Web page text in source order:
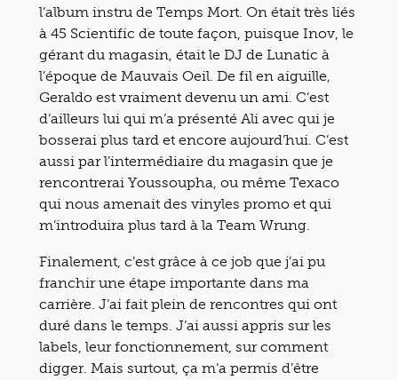
l’album instru de Temps Mort. On était très liés
à 45 Scientific de toute façon, puisque Inov, le
gérant du magasin, était le DJ de Lunatic à
l’époque de Mauvais Oeil. De fil en aiguille,
Geraldo est vraiment devenu un ami. C’est
d’ailleurs lui qui m’a présenté Ali avec qui je
bosserai plus tard et encore aujourd’hui. C’est
aussi par l’intermédiaire du magasin que je
rencontrerai Youssoupha, ou même Texaco
qui nous amenait des vinyles promo et qui
m’introduira plus tard à la Team Wrung.
Finalement, c’est grâce à ce job que j’ai pu
franchir une étape importante dans ma
carrière. J’ai fait plein de rencontres qui ont
duré dans le temps. J’ai aussi appris sur les
labels, leur fonctionnement, sur comment
digger. Mais surtout, ça m’a permis d’être